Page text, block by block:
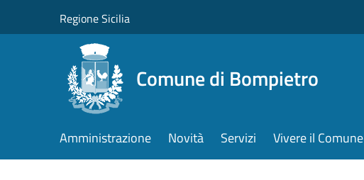
Regione Sicilia
Comune di Bompietro
Amministrazione Novità Servizi Vivere il Comune